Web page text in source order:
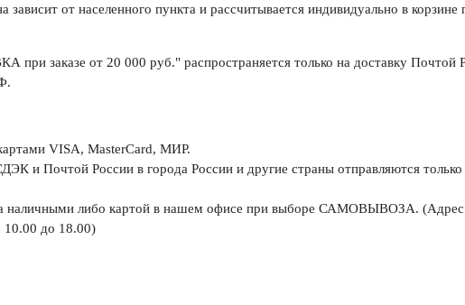
зависит от населенного пункта и рассчитывается индивидуально в
заказе от 20 000 руб." распространяется только на доставку
VISA, MasterCard, МИР.
и Почтой России в города России и другие страны отправляются только
наличными либо картой в нашем офисе при выборе САМОВЫВОЗА. (Адрес
10.00 до 18.00)